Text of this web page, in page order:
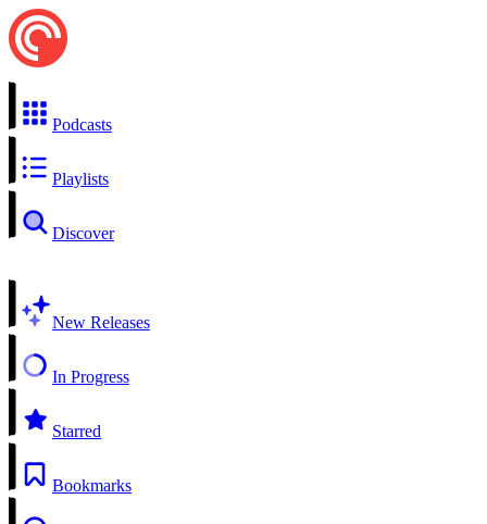
Podcasts
Playlists
Discover
New Releases
In Progress
Starred
Bookmarks